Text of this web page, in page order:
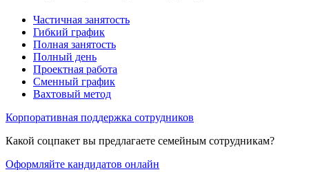
Частичная занятость
Гибкий график
Полная занятость
Полный день
Проектная работа
Сменный график
Вахтовый метод
Корпоративная поддержка сотрудников
Какой соцпакет вы предлагаете семейным сотрудникам?
Оформляйте кандидатов онлайн